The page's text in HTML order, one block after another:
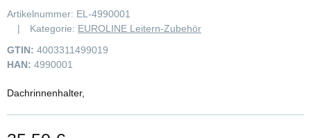
Artikelnummer: EL-4990001
Kategorie: EUROLINE Leitern-Zubehör
GTIN: 4003311499019
HAN: 4990001
Dachrinnenhalter,